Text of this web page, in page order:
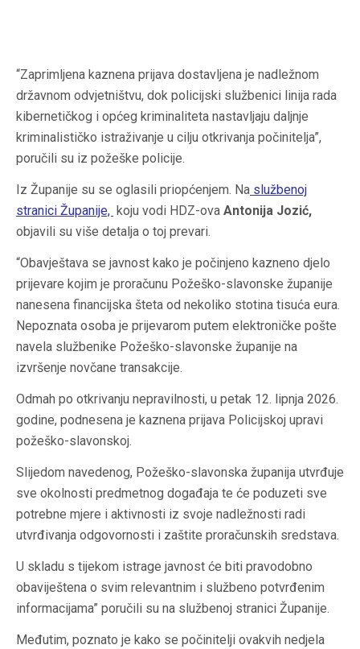
“Zaprimljena kaznena prijava dostavljena je nadležnom
državnom odvjetništvu, dok policijski službenici linija rada
kibernetičkog i općeg kriminaliteta nastavljaju daljnje
kriminalističko istraživanje u cilju otkrivanja počinitelja”,
poručili su iz požeške policije.
Iz Županije su se oglasili priopćenjem. Na službenoj
stranici Županije, koju vodi HDZ-ova Antonija Jozić,
objavili su više detalja o toj prevari.
“Obavještava se javnost kako je počinjeno kazneno djelo
prijevare kojim je proračunu Požeško-slavonske županije
nanesena financijska šteta od nekoliko stotina tisuća eura.
Nepoznata osoba je prijevarom putem elektroničke pošte
navela službenike Požeško-slavonske županije na
izvršenje novčane transakcije.
Odmah po otkrivanju nepravilnosti, u petak 12. lipnja 2026.
godine, podnesena je kaznena prijava Policijskoj upravi
požeško-slavonskoj.
Slijedom navedenog, Požeško-slavonska županija utvrđuje
sve okolnosti predmetnog događaja te će poduzeti sve
potrebne mjere i aktivnosti iz svoje nadležnosti radi
utvrđivanja odgovornosti i zaštite proračunskih sredstava.
U skladu s tijekom istrage javnost će biti pravodobno
obaviještena o svim relevantnim i službeno potvrđenim
informacijama” poručili su na službenoj stranici Županije.
Međutim, poznato je kako se počinitelji ovakvih nedjela